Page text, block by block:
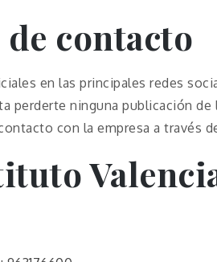
contacto
en las principales redes
perderte ninguna publicación de
con la empresa a través